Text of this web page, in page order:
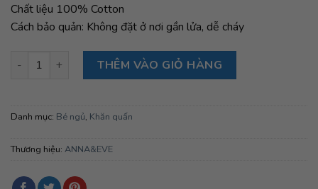
Chất liệu 100% Cotton
Cách bảo quản: Không đặt ở nơi gần lửa, dễ cháy
KHĂN QUẤN CHO BÉ KHI NGỦ ( Chú mèo màu tím/Size L) số
THÊM VÀO GIỎ HÀNG
Danh mục: Bé ngủ, Khăn quấn
Thương hiệu: ANNA&EVE